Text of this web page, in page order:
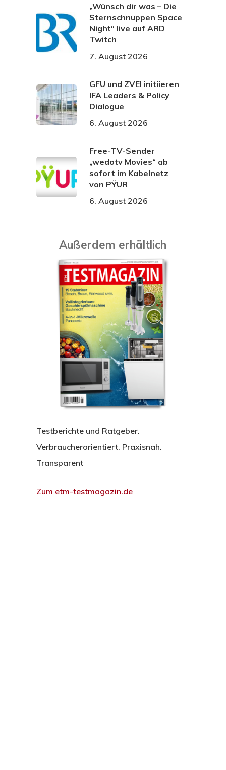
„Wünsch dir was – Die
Sternschnuppen Space
Night“ live auf ARD
Twitch
7. August 2026
GFU und ZVEI initiieren
IFA Leaders & Policy
Dialogue
6. August 2026
Free-TV-Sender
„wedotv Movies“ ab
sofort im Kabelnetz
von PŸUR
6. August 2026
Außerdem erhältlich
Testberichte und Ratgeber.
Verbraucherorientiert. Praxisnah.
Transparent
Zum etm-testmagazin.de